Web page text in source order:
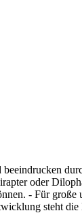
oder
- Für
steht